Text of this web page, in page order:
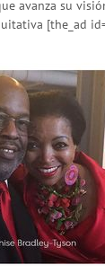
avanza su
[the_ad